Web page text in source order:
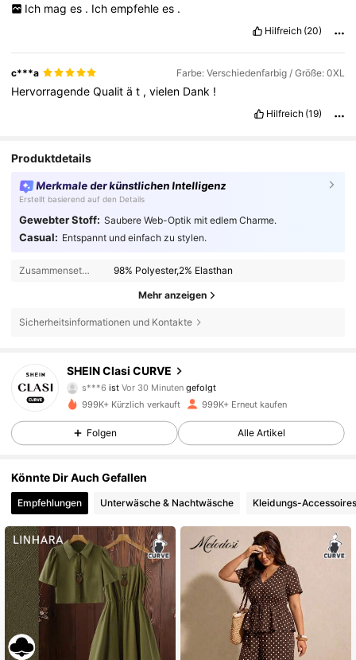
Ich mag es . Ich empfehle es .
Hilfreich (20)
c***a Farbe: Verschiedenfarbig / Größe: 0XL
HervorragendeQualität ,vielen Dank !
Hilfreich (19)
Produktdetails
Merkmale der künstlichen Intelligenz
Erstellt basierend auf den Details
Gewebter Stoff: Saubere Web-Optik mit edlem Charme.
Casual: Entspannt und einfach zu stylen.
Zusammensetzung: 98% Polyester,2% Elasthan
Mehr anzeigen
Sicherheitsinformationen und Kontakte
SHEIN Clasi CURVE
s***6istVor 30 Minuten
c***eist am Durchsuchen
4,83
337K Follower
4,83 337K Follower
4,83 337K Follower
337K Follower
999K+ Kürzlich verkauft 999K+ Erneut kaufen
Folgen Alle Artikel
Könnte Dir Auch Gefallen
Empfehlungen Unterwäsche & Nachtwäsche Kleidungs-Accessoires